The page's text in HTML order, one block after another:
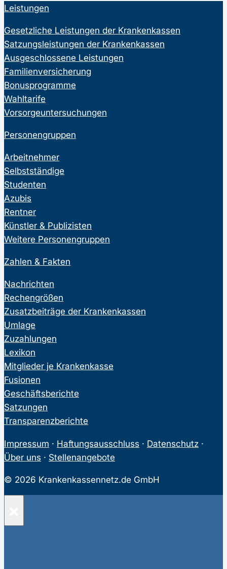
Leistungen
Gesetzliche Leistungen der Krankenkassen
Satzungsleistungen der Krankenkassen
Ausgeschlossene Leistungen
Familienversicherung
Bonusprogramme
Wahltarife
Vorsorgeuntersuchungen
Personengruppen
Arbeitnehmer
Selbstständige
Studenten
Azubis
Rentner
Künstler & Publizisten
Weitere Personengruppen
Zahlen & Fakten
Nachrichten
Rechengrößen
Zusatzbeiträge der Krankenkassen
Umlage
Zuzahlungen
Lexikon
Mitglieder je Krankenkasse
Fusionen
Geschäftsberichte
Satzungen
Transparenzberichte
Impressum · Haftungsausschluss · Datenschutz ·
Über uns · Stellenangebote
© 2026 Krankenkassennetz.de GmbH